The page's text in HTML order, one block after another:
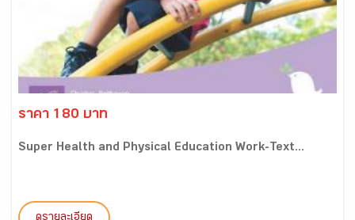
ราคา 180 บาท
Super Health and Physical Education Work-Text...